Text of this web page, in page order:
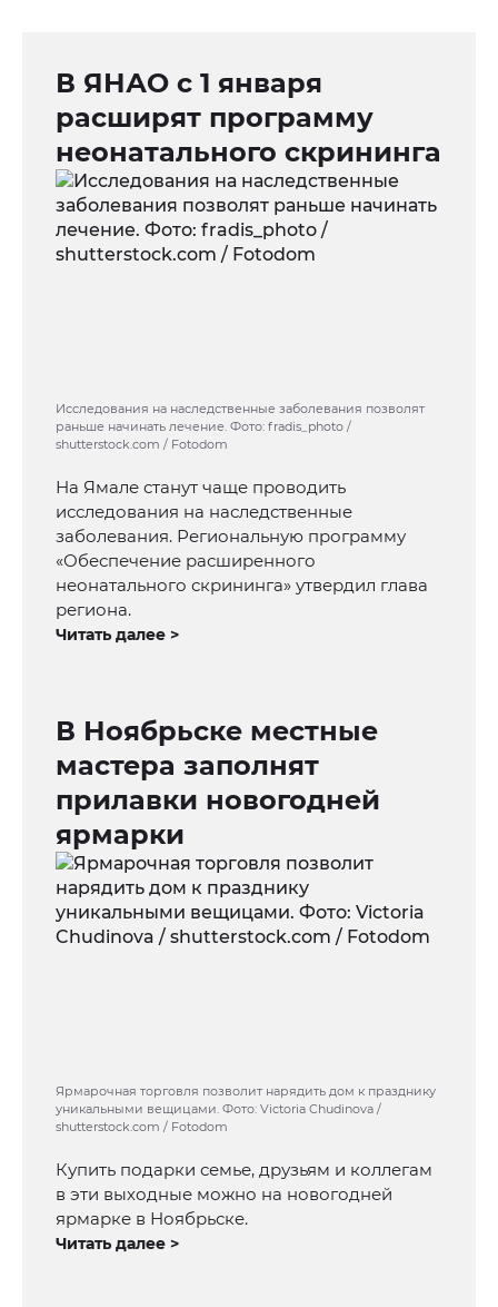
В ЯНАО с 1 января
расширят программу
неонатального скрининга
Исследования на наследственные заболевания позволят
раньше начинать лечение. Фото: fradis_photo /
shutterstock.com / Fotodom
На Ямале станут чаще проводить
исследования на наследственные
заболевания. Региональную программу
«Обеспечение расширенного
неонатального скрининга» утвердил глава
региона.
Читать далее >
В Ноябрьске местные
мастера заполнят
прилавки новогодней
ярмарки
Ярмарочная торговля позволит нарядить дом к празднику
уникальными вещицами. Фото: Victoria Chudinova /
shutterstock.com / Fotodom
Купить подарки семье, друзьям и коллегам
в эти выходные можно на новогодней
ярмарке в Ноябрьске.
Читать далее >